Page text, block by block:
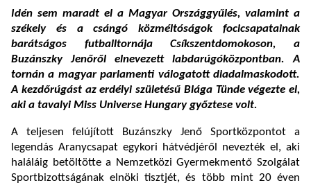
Idén sem maradt el a Magyar Országgyűlés, valamint a
székely és a csángó közméltóságok focicsapatainak
barátságos futballtornája Csíkszentdomokoson, a
Buzánszky Jenőről elnevezett labdarúgóközpontban. A
tornán a magyar parlamenti válogatott diadalmaskodott.
A kezdőrúgást az erdélyi születésű Blága Tünde végezte el,
aki a tavalyi Miss Universe Hungary győztese volt.
A teljesen felújított Buzánszky Jenő Sportközpontot a
legendás Aranycsapat egykori hátvédjéről nevezték el, aki
haláláig betöltötte a Nemzetközi Gyermekmentő Szolgálat
Sportbizottságának elnöki tisztjét, és több mint 20 éven